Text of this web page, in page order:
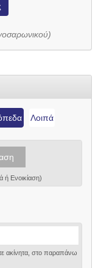
Λοιπά
ή Ενοικίαση)
ακίνητα, στο παραπάνω